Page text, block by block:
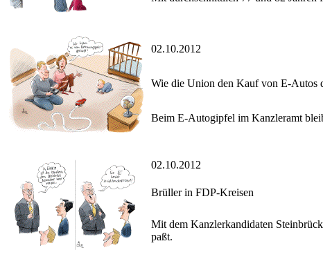
02.10.2012
Wie die Union den Kauf von E-Autos
Beim E-Autogipfel im Kanzleramt
02.10.2012
Brüller in FDP-Kreisen
Mit dem Kanzlerkandidaten
paßt.